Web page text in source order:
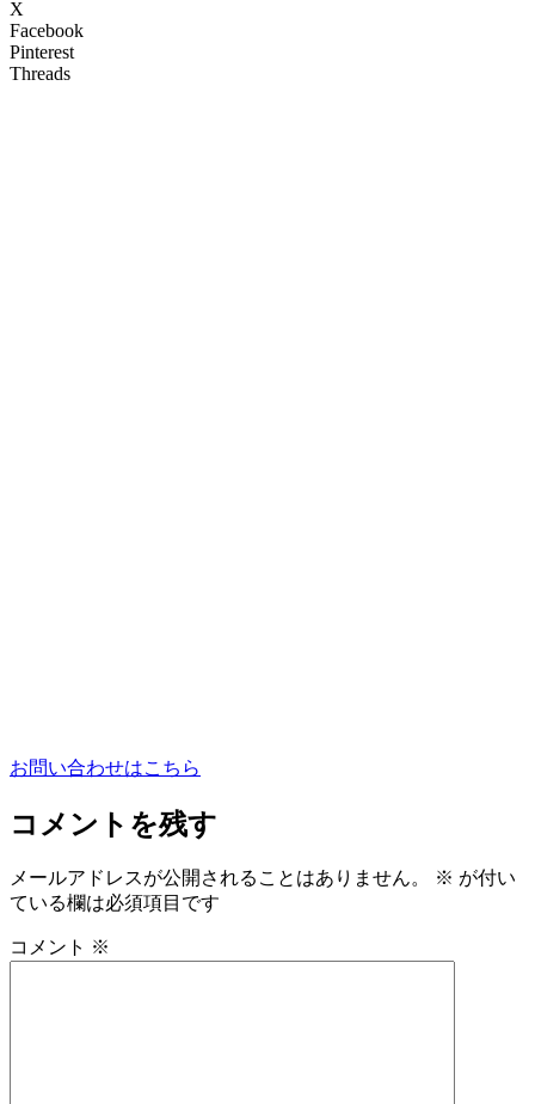
X
Facebook
Pinterest
Threads
お問い合わせはこちら
コメントを残す
メールアドレスが公開されることはありません。 ※ が付い
ている欄は必須項目です
コメント ※